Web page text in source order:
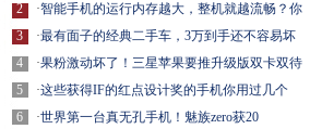
2
3
4
5
6
·智能手机的运行内存越大，整机就越流畅？你
·最有面子的经典二手车，3万到手还不容易坏
·果粉激动坏了！三星苹果要推升级版双卡双待
·这些获得IF的红点设计奖的手机你用过几个
·世界第一台真无孔手机！魅族zero获20